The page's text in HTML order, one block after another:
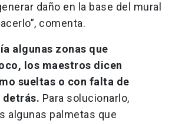
daño en la base del mural
comenta.
algunas zonas que
los maestros dicen
sueltas o con falta de
detrás. Para solucionarlo,
algunas palmetas que